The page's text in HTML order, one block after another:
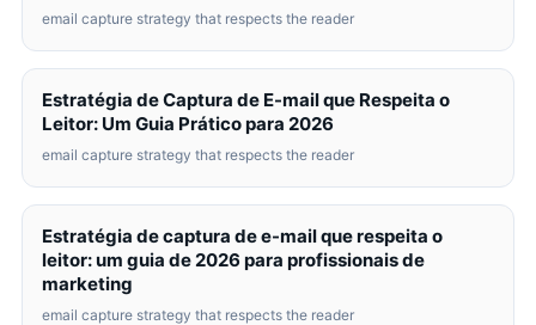
email capture strategy that respects the reader
Estratégia de Captura de E-mail que Respeita o
Leitor: Um Guia Prático para 2026
email capture strategy that respects the reader
Estratégia de captura de e-mail que respeita o
leitor: um guia de 2026 para profissionais de
marketing
email capture strategy that respects the reader